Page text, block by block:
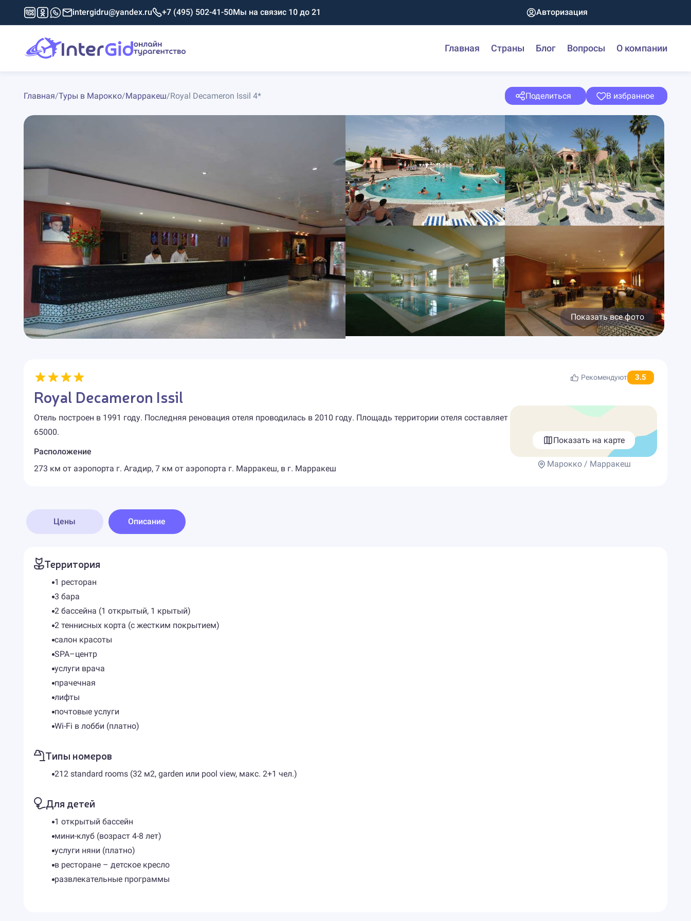
intergidru@yandex.ru +7 (495) 502-41-50Мы на связис 10 до 21 Авторизация
Главная Страны Блог Вопросы О компании
Главная/Туры в Марокко/Марракеш/Royal Decameron Issil 4* Поделиться В избранное
Показать все фото
Рекомендуют 3.5
Royal Decameron Issil
Отель построен в 1991 году. Последняя реновация отеля проводилась в 2010 году. Площадь территории отеля составляет
65000.
Расположение
273 км от аэропорта г. Агадир, 7 км от аэропорта г. Марракеш, в г. Марракеш
Показать на карте
Марокко / Марракеш
Цены Описание
Территория
1 ресторан
3 бара
2 бассейна (1 открытый, 1 крытый)
2 теннисных корта (с жестким покрытием)
салон красоты
SPA–центр
услуги врача
прачечная
лифты
почтовые услуги
Wi-Fi в лобби (платно)
Типы номеров
212 standard rooms (32 м2, garden или pool view, макс. 2+1 чел.)
Для детей
1 открытый бассейн
мини-клуб (возраст 4-8 лет)
услуги няни (платно)
в ресторане – детское кресло
развлекательные программы